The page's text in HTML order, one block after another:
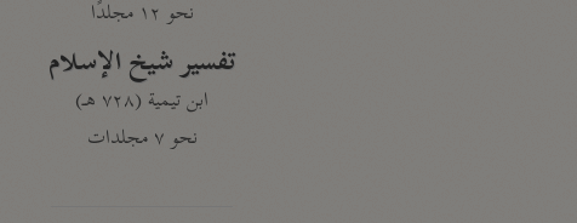
نحو ١٢ مجلدًا
تفسير شيخ الإسلام
ابن تيمية (٧٢٨ هـ)
نحو ٧ مجلدات